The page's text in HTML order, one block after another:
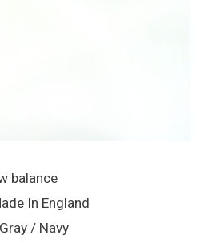
balance
In England
/ Navy